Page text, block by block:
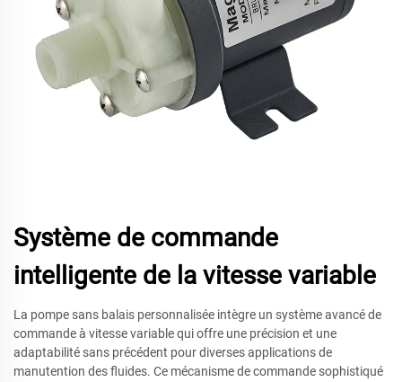
Système de commande
intelligente de la vitesse variable
La pompe sans balais personnalisée intègre un système avancé de
commande à vitesse variable qui offre une précision et une
adaptabilité sans précédent pour diverses applications de
manutention des fluides. Ce mécanisme de commande sophistiqué